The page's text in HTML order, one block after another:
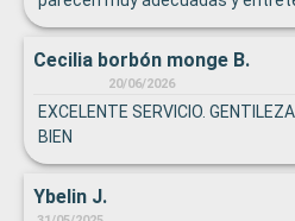
Cecilia borbón monge B.
20/06/2026
EXCELENTE SERVICIO.
BIEN
Ybelin J.